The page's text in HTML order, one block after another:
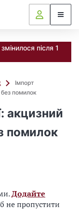
після 1
Імпорт
без помилок
акцизний
помилок
Додайте
не пропустити